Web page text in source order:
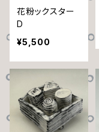
花粉ックスター
D
¥5,500